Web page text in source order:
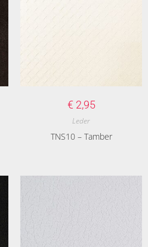
€ 2,95
Leder
TNS10 – Tamber